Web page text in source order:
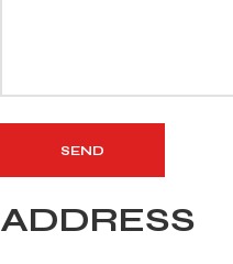
ADDRESS